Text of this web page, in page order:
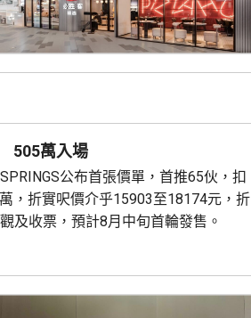
505萬入場
公布首張價單，首推65伙，扣
，折實呎價介乎15903至18174元，折
及收票，預計8月中旬首輪發售。